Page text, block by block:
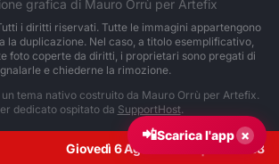
grafica di Mauro Orrù per Artefix
i diritti riservati. Tutte le immagini appartengono
la duplicazione. Nel caso, a titolo esemplificativo,
foto coperte da diritti, i proprietari sono pregati di
e chiederne la rimozione.
un tema nativo costruito da Mauro Orrù per Artefix.
dedicato ospitato da SupportHost.
Giovedì 6 Agosto 2026 01:08
📲Scarica l'app ×